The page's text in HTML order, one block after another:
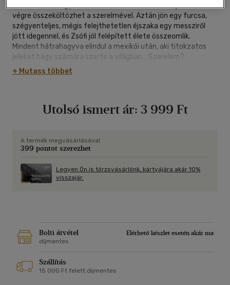
Galántai Zsófi úgy érzi, célba ért. Sikeres a munkájában, és
végre összeköltözhet a szerelmével. Aztán jön egy furcsa,
szégyenteljes, mégis felejthetetlen éjszaka egy messziről
jött idegennel, és Zsófi jól felépített élete összeomlik.
Mindent hátrahagyva elindul a mexikói után, aki titokzatos
jeleket hagy számára szerte a világban... Szerelem?
Kalandvágy? Zarándoklat? - vajon mi hajtja a magyar lányt
egyre egzotikusabb tájak, egyre veszélyesebb kalandok, és
megszokott és talán unalmas életünkből, vállalva a
útközben vagy ,,célba érve"?
Fejős Éva bestsellere most új kiadásban kerülhet az olvasó
A mexikói krimibe illő izgalmakat, igazi lélektani drámát és jó
szórakozást ígér.
+ Mutass többet
Utolsó ismert ár: 3 999 Ft
A termék megvásárlásával
399 pontot szerezhet
Legyen Ön is törzsvásárlónk, kártyájára akár 10%
visszajár.
Bolti átvétel
Elérhető készlet esetén akár ma
díjmentes
Szállítás
15 000 Ft felett díjmentes